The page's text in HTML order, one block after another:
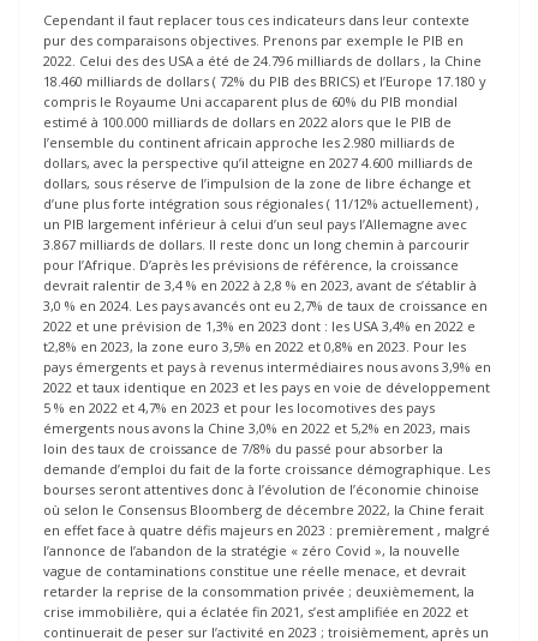
Cependant il faut replacer tous ces indicateurs dans leur contexte
pur des comparaisons objectives. Prenons par exemple le PIB en
2022. Celui des des USA a été de 24.796 milliards de dollars , la Chine
18.460 milliards de dollars ( 72% du PIB des BRICS) et l’Europe 17.180 y
compris le Royaume Uni accaparent plus de 60% du PIB mondial
estimé à 100.000 milliards de dollars en 2022 alors que le PIB de
l’ensemble du continent africain approche les 2.980 milliards de
dollars, avec la perspective qu’il atteigne en 2027 4.600 milliards de
dollars, sous réserve de l’impulsion de la zone de libre échange et
d’une plus forte intégration sous régionales ( 11/12% actuellement) ,
un PIB largement inférieur à celui d’un seul pays l’Allemagne avec
3.867 milliards de dollars. Il reste donc un long chemin à parcourir
pour l’Afrique. D’après les prévisions de référence, la croissance
devrait ralentir de 3,4 % en 2022 à 2,8 % en 2023, avant de s’établir à
3,0 % en 2024. Les pays avancés ont eu 2,7% de taux de croissance en
2022 et une prévision de 1,3% en 2023 dont : les USA 3,4% en 2022 e
t2,8% en 2023, la zone euro 3,5% en 2022 et 0,8% en 2023. Pour les
pays émergents et pays à revenus intermédiaires nous avons 3,9% en
2022 et taux identique en 2023 et les pays en voie de développement
5 % en 2022 et 4,7% en 2023 et pour les locomotives des pays
émergents nous avons la Chine 3,0% en 2022 et 5,2% en 2023, mais
loin des taux de croissance de 7/8% du passé pour absorber la
demande d’emploi du fait de la forte croissance démographique. Les
bourses seront attentives donc à l’évolution de l’économie chinoise
où selon le Consensus Bloomberg de décembre 2022, la Chine ferait
en effet face à quatre défis majeurs en 2023 : premièrement , malgré
l’annonce de l’abandon de la stratégie « zéro Covid », la nouvelle
vague de contaminations constitue une réelle menace, et devrait
retarder la reprise de la consommation privée ; deuxièmement, la
crise immobilière, qui a éclatée fin 2021, s’est amplifiée en 2022 et
continuerait de peser sur l’activité en 2023 ; troisièmement, après un